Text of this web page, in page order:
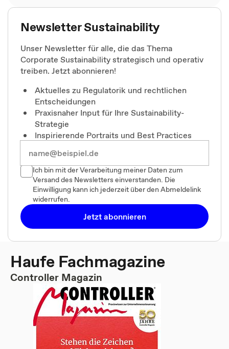
Newsletter Sustainability
Unser Newsletter für alle, die das Thema
Corporate Sustainability strategisch und operativ
treiben. Jetzt abonnieren!
Aktuelles zu Regulatorik und rechtlichen
Entscheidungen
Praxisnaher Input für Ihre Sustainability-
Strategie
Inspirierende Portraits und Best Practices
Ich bin mit der Verarbeitung meiner Daten zum
Versand des Newsletters einverstanden. Die
Einwilligung kann ich jederzeit über den Abmeldelink
widerrufen.
Jetzt abonnieren
Haufe Fachmagazine
Controller Magazin